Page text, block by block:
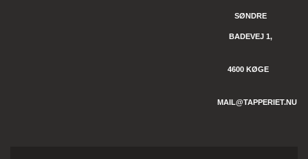
SØNDRE
BADEVEJ 1,
4600 KØGE
MAIL@TAPPERIET.NU